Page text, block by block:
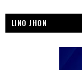
LINO JHON